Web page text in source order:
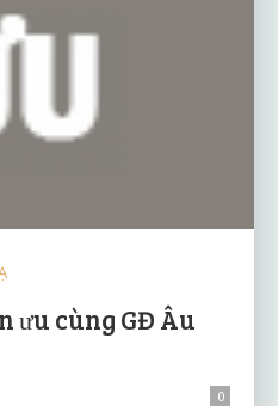
ưu cùng GĐ Âu
0